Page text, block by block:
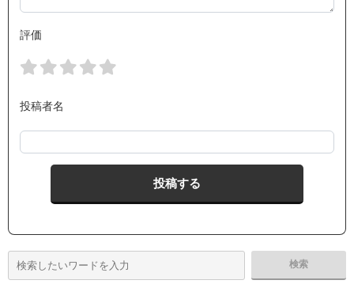
評価
投稿者名